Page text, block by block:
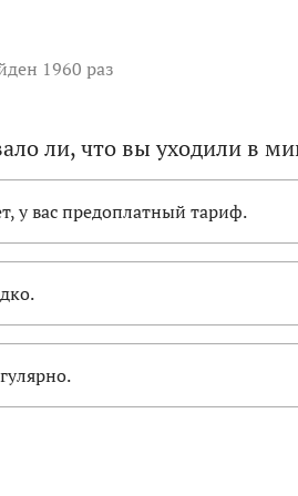
1960 раз
ли, что вы уходили в
у вас предоплатный тариф.